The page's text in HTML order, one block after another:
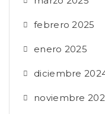
febrero 2025
enero 2025
diciembre
noviembre